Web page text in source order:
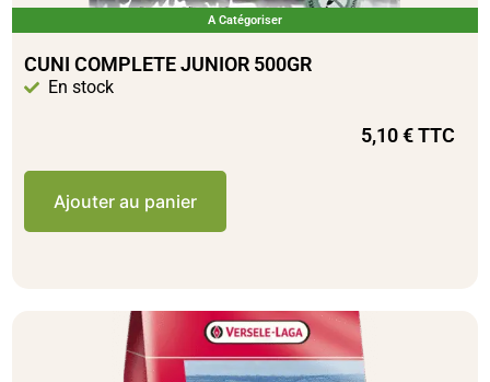
A Catégoriser
CUNI COMPLETE JUNIOR 500GR
En stock
5,10€TTC
Ajouter au panier